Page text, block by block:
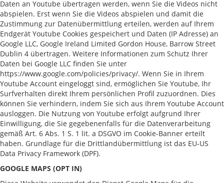
Daten an Youtube übertragen werden, wenn Sie die Videos nicht
abspielen. Erst wenn Sie die Videos abspielen und damit die
Zustimmung zur Datenübermittlung erteilen, werden auf Ihrem
Endgerät Youtube Cookies gespeichert und Daten (IP Adresse) an
Google LLC, Google Ireland Limited Gordon House, Barrow Street
Dublin 4 übertragen. Weitere Informationen zum Schutz Ihrer
Daten bei Google LLC finden Sie unter
https://www.google.com/policies/privacy/. Wenn Sie in Ihrem
Youtube Account eingeloggt sind, ermöglichen Sie Youtube, Ihr
Surfverhalten direkt Ihrem persönlichen Profil zuzuordnen. Dies
können Sie verhindern, indem Sie sich aus Ihrem Youtube Account
ausloggen. Die Nutzung von Youtube erfolgt aufgrund Ihrer
Einwilligung, die Sie gegebenenfalls für die Datenverarbeitung
gemäß Art. 6 Abs. 1 S. 1 lit. a DSGVO im Cookie-Banner erteilt
haben. Grundlage für die Drittlandübermittlung ist das EU-US
Data Privacy Framework (DPF).
GOOGLE MAPS (OPT IN)